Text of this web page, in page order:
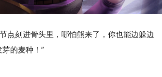
点刻进骨头里，哪怕熊来了，你也能边躲边
的麦种！”